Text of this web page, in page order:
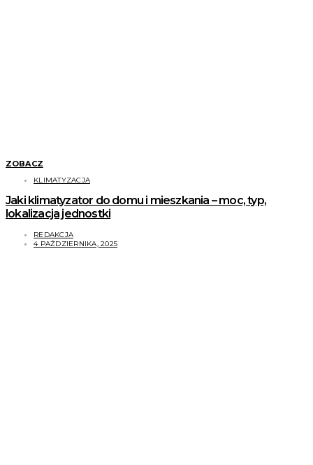
ZOBACZ
KLIMATYZACJA
Jaki klimatyzator do domu i mieszkania – moc, typ,
lokalizacja jednostki
REDAKCJA
4 PAŹDZIERNIKA, 2025